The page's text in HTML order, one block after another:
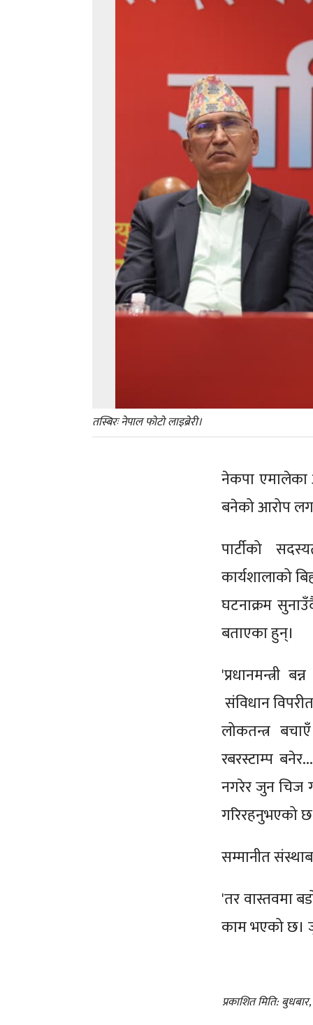
तस्बिरः नेपाल फोटो लाइब्रेरी।
नेकपा एमालेका
बनेको आरोप
पार्टीको
कार्यशालाको
घटनाक्रम
बताएका हुन्।
'प्रधानमन्त्री
संविधान
लोकतन्त्र
रबरस्टाम्प
नगरेर जुन चिज
गरिरहनुभएको
सम्मानीत
'तर वास्तवमा
काम भएको छ।
प्रकाशित मिति: